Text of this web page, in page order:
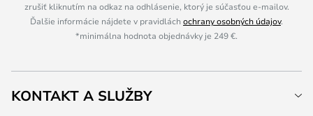
zrušiť kliknutím na odkaz na odhlásenie, ktorý je súčasťou e-mailov.
Ďalšie informácie nájdete v pravidláchochrany osobných údajov.
*minimálna hodnota objednávky je 249 €.
KONTAKT A SLUŽBY